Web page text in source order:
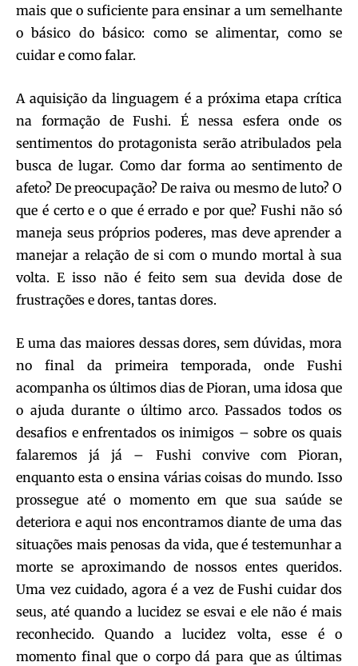
mais que o suficiente para ensinar a um semelhante
o básico do básico: como se alimentar, como se
cuidar e como falar.
A aquisição da linguagem é a próxima etapa crítica
na formação de Fushi. É nessa esfera onde os
sentimentos do protagonista serão atribulados pela
busca de lugar. Como dar forma ao sentimento de
afeto? De preocupação? De raiva ou mesmo de luto? O
que é certo e o que é errado e por que? Fushi não só
maneja seus próprios poderes, mas deve aprender a
manejar a relação de si com o mundo mortal à sua
volta. E isso não é feito sem sua devida dose de
frustrações e dores, tantas dores.
E uma das maiores dessas dores, sem dúvidas, mora
no final da primeira temporada, onde Fushi
acompanha os últimos dias de Pioran, uma idosa que
o ajuda durante o último arco. Passados todos os
desafios e enfrentados os inimigos – sobre os quais
falaremos já já – Fushi convive com Pioran,
enquanto esta o ensina várias coisas do mundo. Isso
prossegue até o momento em que sua saúde se
deteriora e aqui nos encontramos diante de uma das
situações mais penosas da vida, que é testemunhar a
morte se aproximando de nossos entes queridos.
Uma vez cuidado, agora é a vez de Fushi cuidar dos
seus, até quando a lucidez se esvai e ele não é mais
reconhecido. Quando a lucidez volta, esse é o
momento final que o corpo dá para que as últimas